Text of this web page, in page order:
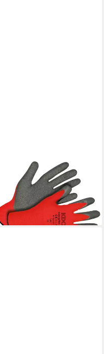
Gartenhandschuhe
Handschuhe für die
Gartenarbeit, Rot/Grau
8,49 €
lieferbar - in 2-3 Werktagen bei dir